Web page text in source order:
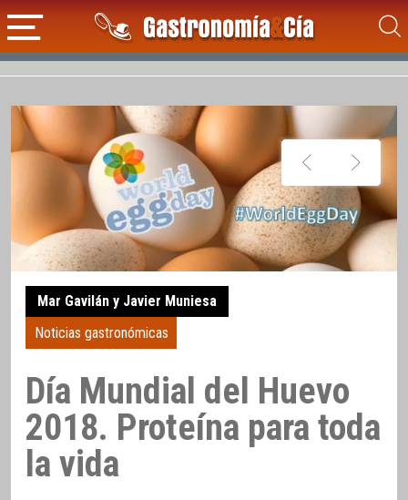
Mar Gavilán y Javier Muniesa
Noticias gastronómicas
Día Mundial del Huevo
2018. Proteína para toda
la vida